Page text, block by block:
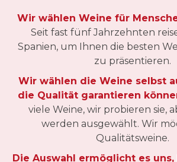
Wir wählen Weine für
Seit fast fünf Jahrzehnten
Spanien, um Ihnen die besten
zu präsentieren.
Wir wählen die Weine selbst
die Qualität garantieren
viele Weine, wir probieren sie,
werden ausgewählt. Wir
Qualitätsweine.
Die Auswahl ermöglicht es uns,